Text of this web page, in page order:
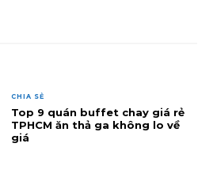
CHIA SẺ
Top 9 quán buffet chay giá rẻ
TPHCM ăn thả ga không lo về
giá